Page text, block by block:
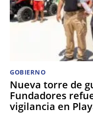
GOBIERNO
Nueva torre de
Fundadores
vigilancia en